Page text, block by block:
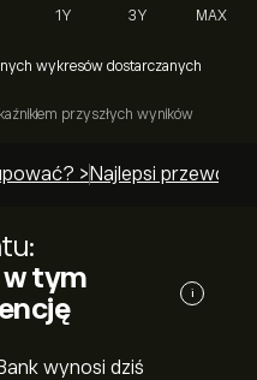
1Y 3Y MAX
wykresów dostarczanych
przyszłych wyników
> Najlepsi
w tym
i
wynosi dziś